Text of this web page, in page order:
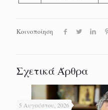
Κοινοποίηση
Σχετικά Άρθρα
5 Αυγούστου, 2026